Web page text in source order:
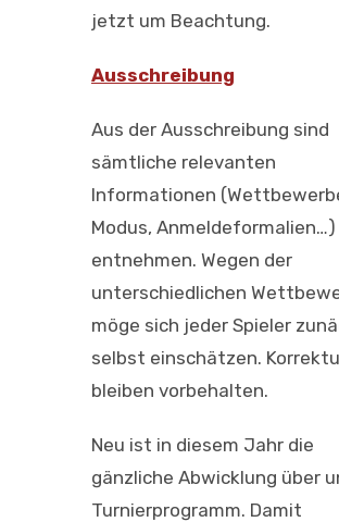
jetzt um Beachtung.
Ausschreibung
Aus der Ausschreibung sind
sämtliche relevanten
Informationen
Modus, Anmeldeformalien…)
entnehmen. Wegen der
unterschiedlichen
möge sich jeder Spieler
selbst einschätzen.
bleiben vorbehalten.
Neu ist in diesem Jahr die
gänzliche Abwicklung über
Turnierprogramm. Damit